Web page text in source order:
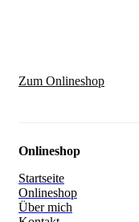
Zum Onlineshop
Onlineshop
Startseite
Onlineshop
Über mich